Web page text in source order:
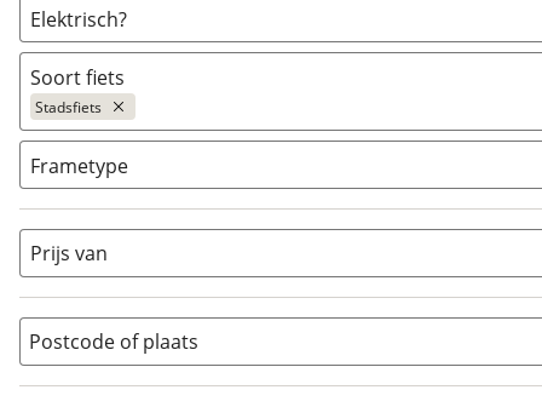
Elektrisch?
Ja, E-bike (15)
Niet elektrisch
Ja, High-speed (0)
Soort fiets
Stadsfiets
BMX / Freestyle fiets (0)
Cruiserfiets
Jeugdfiets (0)
Kinderfiets (0)
Ligfiets (0)
Frametype
Dames (15)
Dames monotube
Heren (0)
Jongens
Lage instap (0)
Meisjes
Prijs van
Postcode of plaats